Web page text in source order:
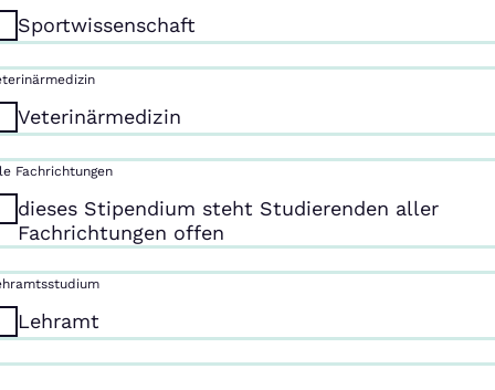
Sportwissenschaft
Veterinärmedizin
Fachrichtungen
dieses Stipendium steht Studierenden aller
Fachrichtungen offen
Lehramt